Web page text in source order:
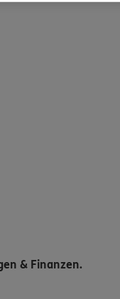
& Finanzen.